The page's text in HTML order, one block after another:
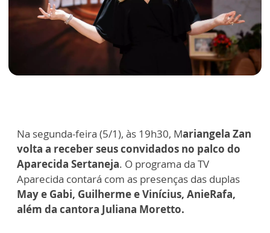
Na segunda-feira (5/1), às 19h30, Mariangela Zan
volta a receber seus convidados no palco do
Aparecida Sertaneja. O programa da TV
Aparecida contará com as presenças das duplas
May e Gabi, Guilherme e Vinícius, AnieRafa,
além da cantora Juliana Moretto.